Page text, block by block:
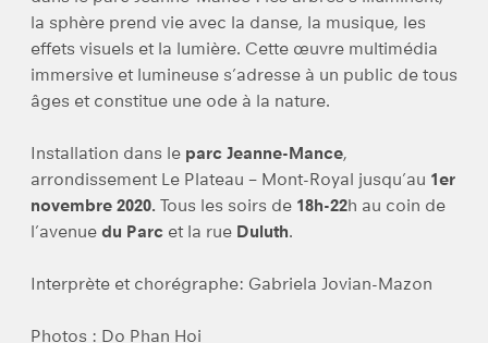
la sphère prend vie avec la danse, la musique, les
effets visuels et la lumière. Cette œuvre multimédia
immersive et lumineuse s’adresse à un public de tous
âges et constitue une ode à la nature.
Installation dans le parc Jeanne-Mance,
arrondissement Le Plateau – Mont-Royal jusqu’au 1er
novembre 2020. Tous les soirs de 18h-22h au coin de
l’avenue du Parc et la rue Duluth.
Interprète et chorégraphe: Gabriela Jovian-Mazon
Photos : Do Phan Hoi